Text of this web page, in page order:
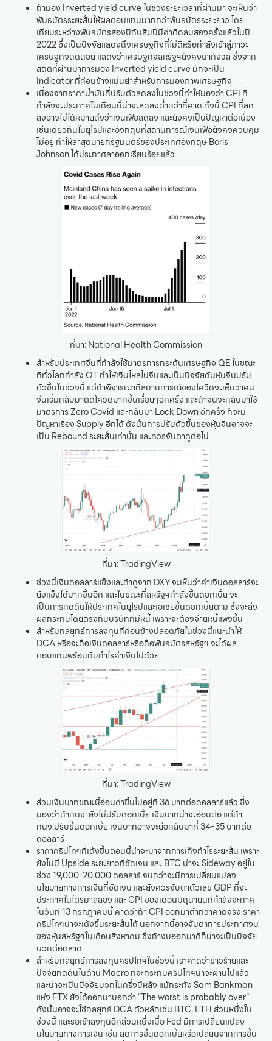
ถ้ามอง Inverted yield curve ในช่วงระยะเวลาที่ผ่านมา จะเห็นว่า
พันธบัตรระยะสั้นให้ผลตอบแทนมากกว่าพันธบัตรระยะยาว โดย
เทียบระหว่างพันธบัตรสองปีกับสิบปีมีค่าติดลบสองครั้งแล้วในปี
2022 ซึ่งเป็นปัจจัยแสดงถึงเศรษฐกิจที่ไม่ดีหรือกำลังเข้าสู่ภาวะ
เศรษฐกิจถดถอย แสดงว่าเศรษฐกิจสหรัฐฯยังคงน่ากังวล ซึ่งจาก
สถิติที่ผ่านมาการมอง Inverted yield curve มักจะเป็น
Indicator ที่ค่อนข้างแม่นยำสำหรับการมองภาพเศรษฐกิจ
เนื่องจากราคาน้ำมันที่ปรับตัวลดลงในช่วงนี้ทำให้มองว่า CPI ที่
กำลังจะประกาศในเดือนนี้น่าจะลดลงต่ำกว่าที่คาด ทั้งนี้ CPI ที่ลด
ลงอาจไม่ได้หมายถึงว่าเงินเฟ้อลดลง และยังคงเป็นปัญหาต่อเนื่อง
เช่นเดียวกันในยุโรปและอังกฤษที่สถานการณ์เงินเฟ้อยังคงควบคุม
ไม่อยู่ ทำให้ล่าสุดนายกรัฐมนตรีของประเทศอังกฤษ Boris
Johnson ได้ประกาศลาออกเรียบร้อยแล้ว
ที่มา: National Health Commission
สำหรับประเทศจีนที่กำลังใช้มาตรการกระตุ้นเศรษฐกิจ QE ในขณะ
ที่ทั่วโลกกำลัง QT ทำให้เงินไหลไปจีนและเป็นปัจจัยดันหุ้นจีนปรับ
ตัวขึ้นในช่วงนี้ แต่ถ้าพิจารณาที่สถานการณ์ของโควิดจะเห็นว่าคน
จีนเริ่มกลับมาติดโควิดมากขึ้นเรื่อยๆอีกครั้ง และถ้าจีนจะกลับมาใช้
มาตรการ Zero Covid และกลับมา Lock Down อีกครั้ง ก็จะมี
ปัญหาเรื่อง Supply อีกได้ ดังนั้นการปรับตัวขึ้นของหุ้นจีนอาจจะ
เป็น Rebound ระยะสั้นเท่านั้น และควรจับตาดูต่อไป
ที่มา: TradingView
ช่วงนี้เงินดอลลาร์แข็งและถ้าดูจาก DXY จะเห็นว่าค่าเงินดอลลาร์จะ
ยังแข็งได้มากขึ้นอีก และในขณะที่สหรัฐฯกำลังขึ้นดอกเบี้ย จะ
เป็นการกดดันให้ประเทศในยุโรปและเอเชียขึ้นดอกเบี้ยตาม ซึ่งจะส่ง
ผลกระทบโดยตรงกับบริษัทที่มีหนี้ เพราะจะต้องจ่ายหนี้แพงขึ้น
สำหรับกลยุทธ์การลงทุนทีค่อนข้างปลอดภัยในช่วงนี้แนะนำให้
DCA หรือจะถือเงินดอลลาร์หรือถือพันธบัตรสหรัฐฯ จะได้ผล
ตอบแทนพร้อมกับกำไรค่าเงินไปด้วย
ที่มา: TradingView
ส่วนเงินบาทขณะนี้อ่อนค่าขึ้นไปอยู่ที่ 36 บาทต่อดอลลาร์แล้ว ซึ่ง
มองว่าถ้ากนง. ยังไม่ปรับดอกเบี้ย เงินบาทน่าจะอ่อนต่อ แต่ถ้า
กนง.ปรับขึ้นดอกเบี้ย เงินบาทอาจจะย่อกลับมาที่ 34-35 บาทต่อ
ดอลลาร์
ราคาคริปโทฯที่เด้งขึ้นตอนนี้น่าจะมาจากการเก็งกำไรระยะสั้น เพราะ
ยังไม่มี Upside ระยะยาวที่ชัดเจน และ BTC น่าจะ Sideway อยู่ใน
ช่วง 19,000-20,000 ดอลลาร์ จนกว่าจะมีการเปลี่ยนแปลง
นโยบายทางการเงินที่ชัดเจน และยังควรจับตาตัวเลข GDP ที่จะ
ประกาศในไตรมาสสอง และ CPI ของเดือนมิถุนายนที่กำลังจะกาศ
ในวันที่ 13 กรกฎาคมนี้ คาดว่าถ้า CPI ออกมาต่ำกว่าคาดจริง ราคา
คริปโทฯน่าจะเด้งขึ้นระยะสั้นได้ นอกจากนี้อาจจับตาการประกาศงบ
ของหุ้นสหรัฐฯในเดือนสิงหาคม ซึ่งถ้างบออกมาดีก็น่าจะเป็นปัจจัย
บวกต่อตลาด
สำหรับกลยุทธ์การลงทุนคริปโทฯในช่วงนี้ เราคาดว่าข่าวร้ายและ
ปัจจัยกดดันในด้าน Macro ที่จะกระทบคริปโทฯน่าจะผ่านไปแล้ว
และน่าจะเป็นปัจจัยบวกในครึ่งปีหลัง แม้กระทั่ง Sam Bankman
แห่ง FTX ยังได้ออกมาบอกว่า “The worst is probably over”
ดังนั้นอาจจะใช้กลยุทธ์ DCA ตัวหลักเช่น BTC, ETH ส่วนหนึ่งใน
ช่วงนี้ และรอเข้าลงทุนอีกส่วนหนึ่งเมื่อ Fed มีการเปลี่ยนแปลง
นโยบายทางการเงิน เช่น ลดการขึ้นดอกเบี้ยหรือเปลี่ยนจากการขึ้น